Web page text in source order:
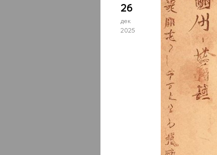
26
дек
2025